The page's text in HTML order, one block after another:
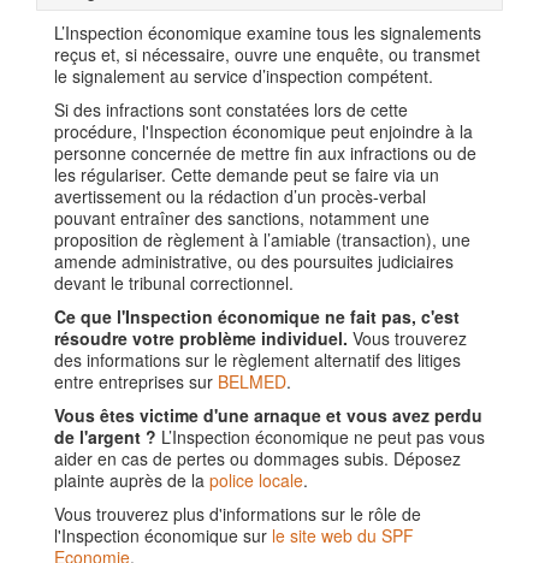
L’Inspection économique examine tous les signalements
reçus et, si nécessaire, ouvre une enquête, ou transmet
le signalement au service d’inspection compétent.
Si des infractions sont constatées lors de cette
procédure, l'Inspection économique peut enjoindre à la
personne concernée de mettre fin aux infractions ou de
les régulariser. Cette demande peut se faire via un
avertissement ou la rédaction d’un procès-verbal
pouvant entraîner des sanctions, notamment une
proposition de règlement à l’amiable (transaction), une
amende administrative, ou des poursuites judiciaires
devant le tribunal correctionnel.
Ce que l'Inspection économique ne fait pas, c'est
résoudre votre problème individuel. Vous trouverez
des informations sur le règlement alternatif des litiges
entre entreprises sur BELMED.
Vous êtes victime d'une arnaque et vous avez perdu
de l'argent ? L’Inspection économique ne peut pas vous
aider en cas de pertes ou dommages subis. Déposez
plainte auprès de la police locale.
Vous trouverez plus d'informations sur le rôle de
l'Inspection économique sur le site web du SPF
Economie.